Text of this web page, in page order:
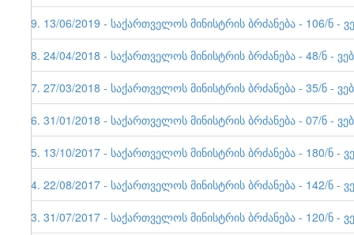
39. 13/06/2019 - საქართველოს მინისტრის ბრძანება - 106/ნ -
38. 24/04/2018 - საქართველოს მინისტრის ბრძანება - 48/ნ -
37. 27/03/2018 - საქართველოს მინისტრის ბრძანება - 35/ნ -
36. 31/01/2018 - საქართველოს მინისტრის ბრძანება - 07/ნ -
35. 13/10/2017 - საქართველოს მინისტრის ბრძანება - 180/ნ -
34. 22/08/2017 - საქართველოს მინისტრის ბრძანება - 142/ნ -
33. 31/07/2017 - საქართველოს მინისტრის ბრძანება - 120/ნ -